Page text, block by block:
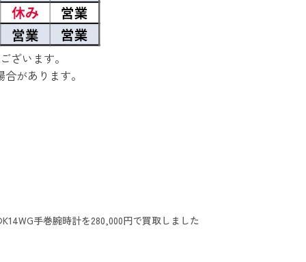
ざいます。
があります。
手巻腕時計を280,000円で買取しました